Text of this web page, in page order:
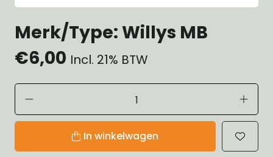
Merk/Type: Willys MB
€6,00 Incl. 21% BTW
In winkelwagen